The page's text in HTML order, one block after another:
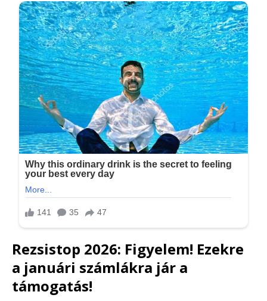
Rezsistop 2026: Figyelem! Ezekre
a januári számlákra jár a
támogatás!